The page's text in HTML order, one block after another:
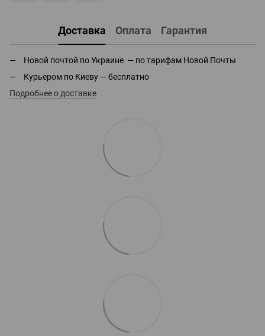
Доставка Оплата Гарантия
Новой почтой по Украине — по тарифам Новой Почты
Курьером по Киеву — бесплатно
Подробнее о доставке